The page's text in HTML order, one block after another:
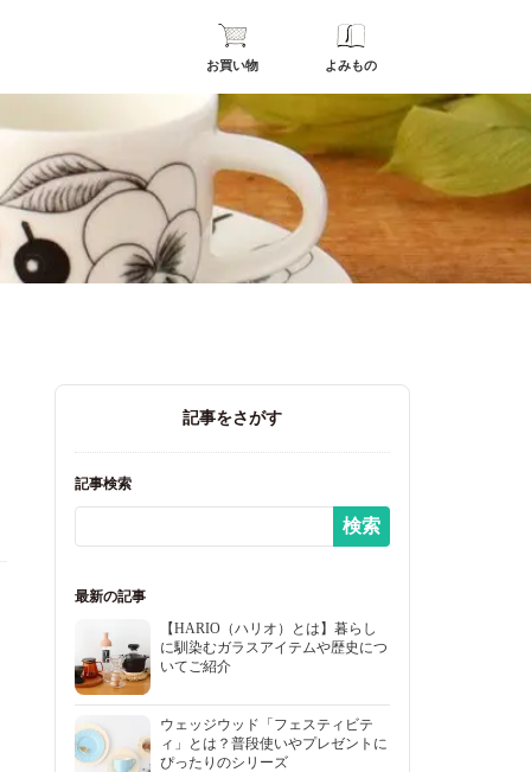
お買い物 よみもの
記事をさがす
記事検索
最新の記事
【HARIO（ハリオ）とは】暮らし
に馴染むガラスアイテムや歴史につ
いてご紹介
ウェッジウッド「フェスティビテ
ィ」とは？普段使いやプレゼントに
ぴったりのシリーズ